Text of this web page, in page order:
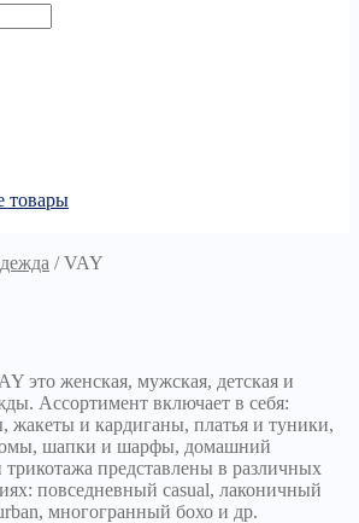
товары
/VAY
это женская, мужская, детская и
Ассортимент включает в себя:
жакеты и кардиганы, платья и туники,
шапки и шарфы, домашний
трикотажа представлены в различных
повседневный casual, лаконичный
многогранный бохо и др.